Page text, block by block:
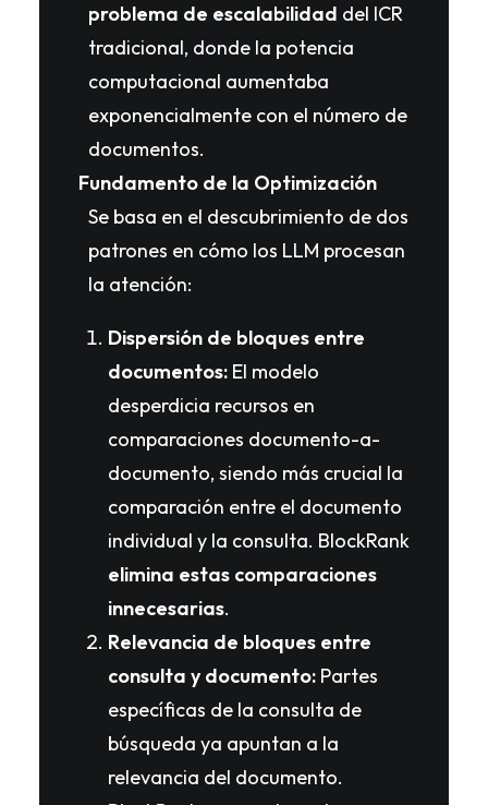
problema de escalabilidad del ICR
tradicional, donde la potencia
computacional aumentaba
exponencialmente con el número de
documentos.
Fundamento de la Optimización
Se basa en el descubrimiento de dos
patrones en cómo los LLM procesan
la atención:
Dispersión de bloques entre
documentos: El modelo
desperdicia recursos en
comparaciones documento-a-
documento, siendo más crucial la
comparación entre el documento
individual y la consulta. BlockRank
elimina estas comparaciones
innecesarias.
Relevancia de bloques entre
consulta y documento: Partes
específicas de la consulta de
búsqueda ya apuntan a la
relevancia del documento.